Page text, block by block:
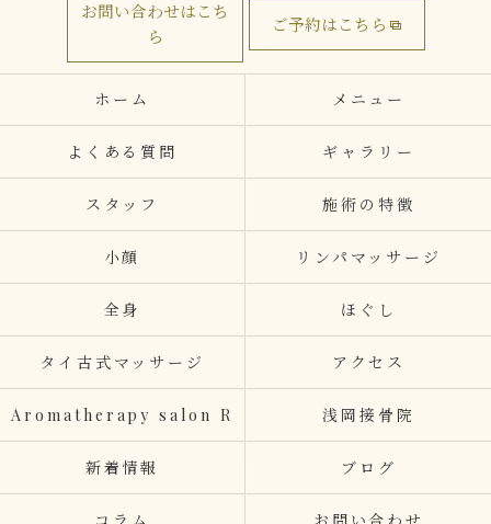
お問い合わせはこち
ら
ご予約はこちら
ホーム メニュー
よくある質問 ギャラリー
スタッフ 施術の特徴
小顔 リンパマッサージ
全身 ほぐし
タイ古式マッサージ アクセス
Aromatherapy salon R 浅岡接骨院
新着情報 ブログ